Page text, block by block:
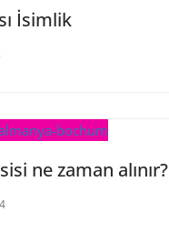
İsimlik
ne zaman alınır?